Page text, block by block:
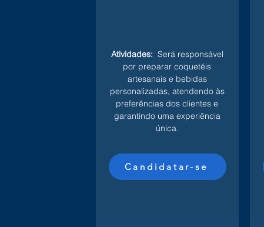
Atividades: Será responsável
por preparar coquetéis
artesanais e bebidas
personalizadas, atendendo às
preferências dos clientes e
garantindo uma experiência
única.
Candidatar-se